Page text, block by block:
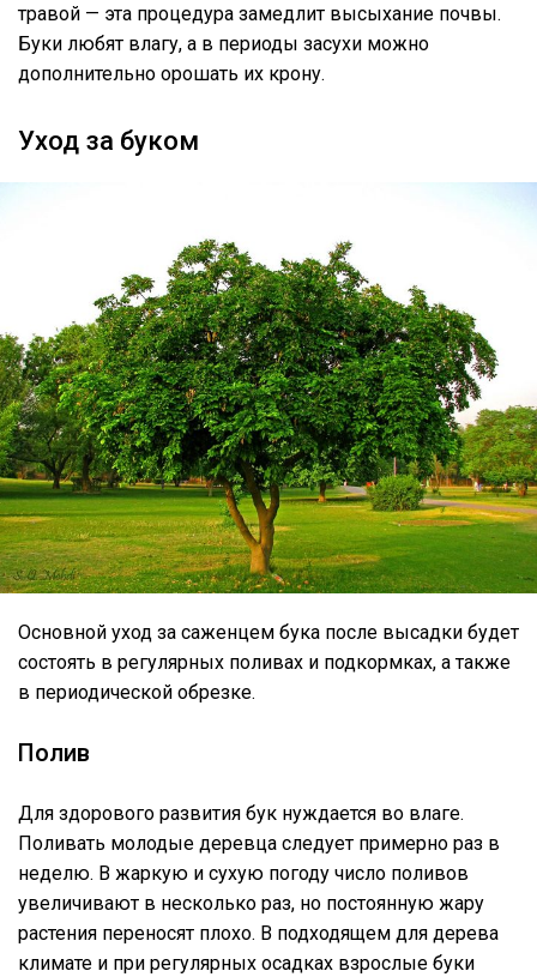
травой — эта процедура замедлит высыхание почвы.
Буки любят влагу, а в периоды засухи можно
дополнительно орошать их крону.
Уход за буком
Основной уход за саженцем бука после высадки будет
состоять в регулярных поливах и подкормках, а также
в периодической обрезке.
Полив
Для здорового развития бук нуждается во влаге.
Поливать молодые деревца следует примерно раз в
неделю. В жаркую и сухую погоду число поливов
увеличивают в несколько раз, но постоянную жару
растения переносят плохо. В подходящем для дерева
климате и при регулярных осадках взрослые буки